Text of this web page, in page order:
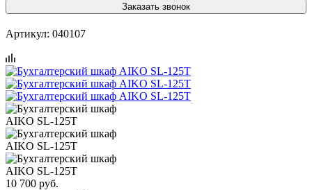
Заказать звонок
Артикул: 040107
10 700 руб.